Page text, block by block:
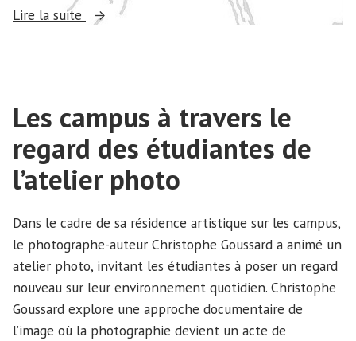
Lire la suite « Mars »
Les campus à travers le
regard des étudiantes de
l’atelier photo
Dans le cadre de sa résidence artistique sur les campus,
le photographe-auteur Christophe Goussard a animé un
atelier photo, invitant les étudiantes à poser un regard
nouveau sur leur environnement quotidien. Christophe
Goussard explore une approche documentaire de
l’image où la photographie devient un acte de